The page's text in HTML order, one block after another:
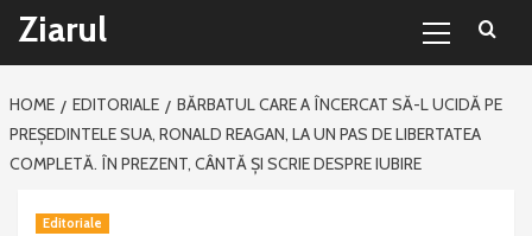
Sari
conținut
Ziarul
Menu
HOME EDITORIALE
BĂRBATUL CARE A ÎNCERCAT SĂ-L UCIDĂ PE
PREȘEDINTELE SUA, RONALD REAGAN, LA UN PAS DE LIBERTATEA
COMPLETĂ. ÎN PREZENT, CÂNTĂ ȘI SCRIE DESPRE IUBIRE
Editoriale